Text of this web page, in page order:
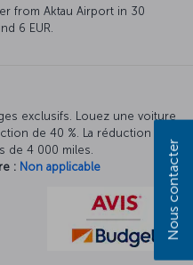
from Aktau Airport in 30
6 EUR.
exclusifs. Louez une voiture
de 40 %. La réduction Avis
de 4 000 miles.
: Non applicable Nous contacter